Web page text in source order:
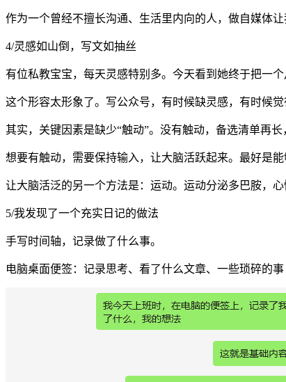
作为一个曾经不擅长沟通、生活里内向的人，做自媒体
4/灵感如山倒，写文如抽丝
有位私教宝宝，每天灵感特别多。今天看到她终于把一
这个形容太形象了。写公众号，有时候缺灵感，有时候
其实，关键因素是缺少“触动”。没有触动，备选清单再长
想要有触动，需要保持输入，让大脑活跃起来。最好是
让大脑活泛的另一个方法是：运动。运动分泌多巴胺，
5/我发现了一个充实日记的做法
手写时间轴，记录做了什么事。
电脑桌面便签：记录思考、看了什么文章、一些琐碎的事